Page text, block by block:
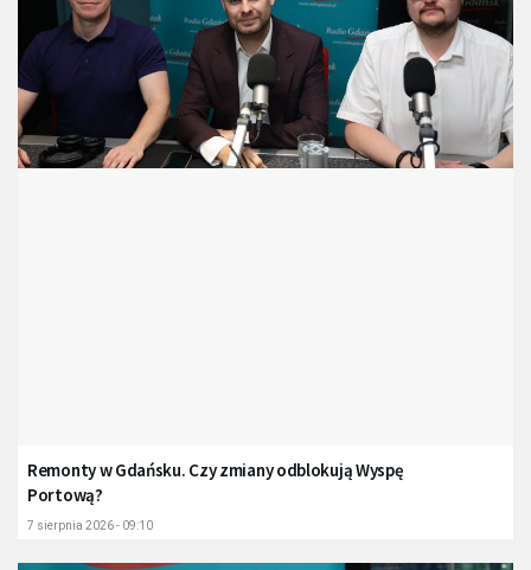
Remonty w Gdańsku. Czy zmiany odblokują Wyspę
Portową?
7 sierpnia 2026 - 09:10